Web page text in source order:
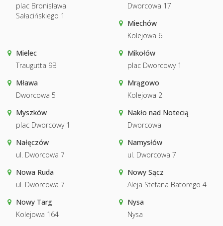
plac Bronisława
Sałacińskiego 1
Dworcowa 17
Miechów
Kolejowa 6
Mielec
Traugutta 9B
Mikołów
plac Dworcowy 1
Mława
Dworcowa 5
Mrągowo
Kolejowa 2
Myszków
plac Dworcowy 1
Nakło nad Notecią
Dworcowa
Nałęczów
ul. Dworcowa 7
Namysłów
ul. Dworcowa 7
Nowa Ruda
ul. Dworcowa 7
Nowy Sącz
Aleja Stefana Batorego 4
Nowy Targ
Kolejowa 164
Nysa
Nysa